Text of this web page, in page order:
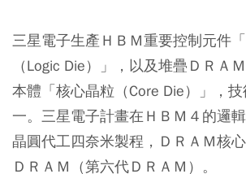
三星電子生產ＨＢＭ重要控制元件
（Logic Die）」，以及堆疊ＤＲＡ
本體「核心晶粒（Core Die）」，
一。三星電子計畫在ＨＢＭ４的邏
晶圓代工四奈米製程，ＤＲＡＭ核
ＤＲＡＭ（第六代ＤＲＡＭ）。